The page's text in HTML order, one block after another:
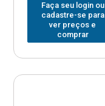
Faça seu login ou
cadastre-se para
ver preços e
comprar